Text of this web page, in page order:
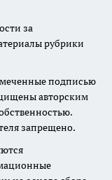
за
рубрики
подписью
авторским
запрещено.